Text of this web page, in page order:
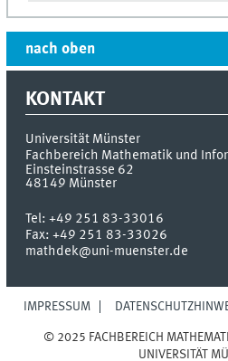
nach oben
KONTAKT
Universität Münster
Fachbereich Mathematik und
Einsteinstrasse 62
48149 Münster
Tel:+49 251 83-33016
Fax:+49 251 83-33026
mathdek@uni-muenster.de
IMPRESSUM
© 2025 FACHBEREICH
UNIVERSITÄT